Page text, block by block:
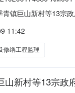
青镇巨山新村等13宗
名称：海淀区四季青
11:42
修缮工程监理
山新村等13宗政